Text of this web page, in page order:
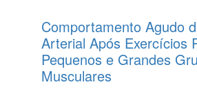
Comportamento Agudo
Arterial Após Exercícios
Pequenos e Grandes
Musculares